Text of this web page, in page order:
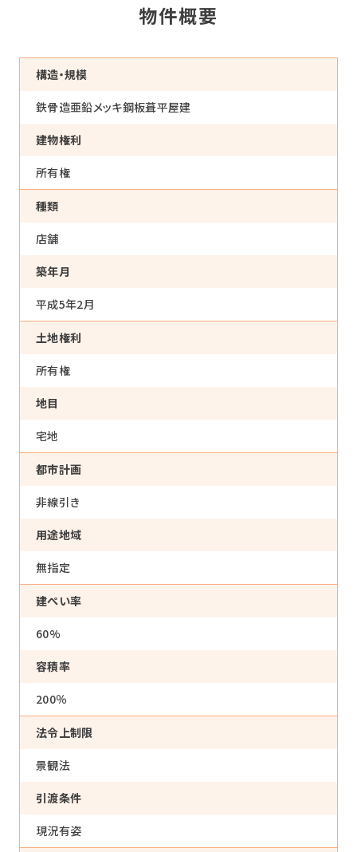
トップ
私たちについて
事業内容
物件情報
物件概要
構造・規模
鉄骨造亜鉛メッキ鋼板葺平屋建
建物権利
所有権
種類
店舗
築年月
平成5年2月
土地権利
所有権
地目
宅地
都市計画
非線引き
用途地域
無指定
建ぺい率
60%
容積率
200％
法令上制限
景観法
引渡条件
現況有姿